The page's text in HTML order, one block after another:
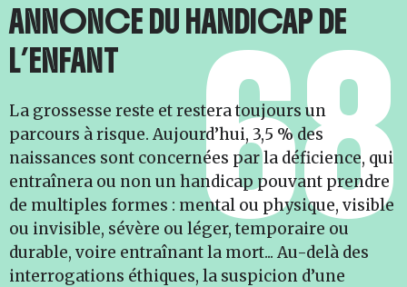
ANNONCE DU HANDICAP DE
L’ENFANT
La grossesse reste et restera toujours un
parcours à risque. Aujourd’hui, 3,5 % des
naissances sont concernées par la déficience, qui
entraînera ou non un handicap pouvant prendre
de multiples formes : mental ou physique, visible
ou invisible, sévère ou léger, temporaire ou
durable, voire entraînant la mort... Au-delà des
interrogations éthiques, la suspicion d’une
68